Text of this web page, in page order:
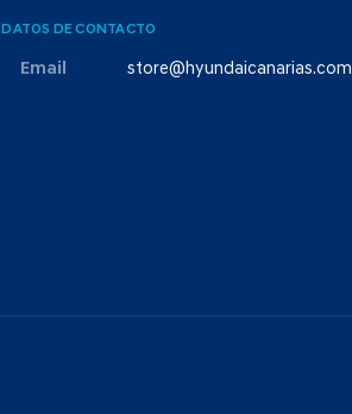
DATOS DE CONTACTO
Email store@hyundaicanarias.com